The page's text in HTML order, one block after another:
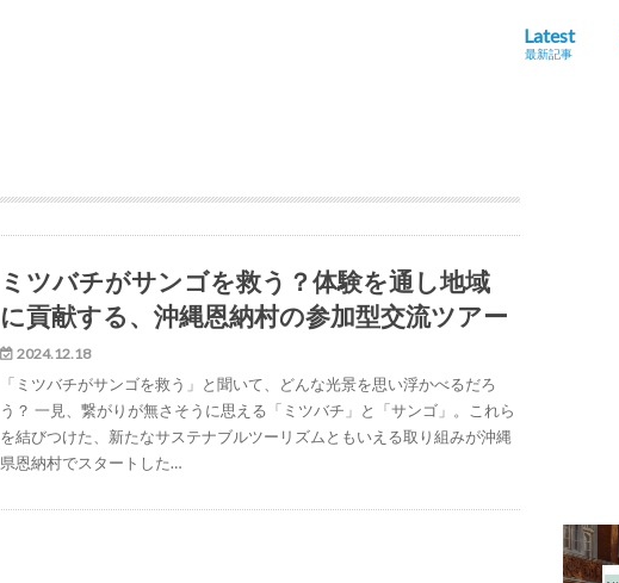
Latest
最新記事
ミツバチがサンゴを救う？体験を通し地域
に貢献する、沖縄恩納村の参加型交流ツアー
2024.12.18
「ミツバチがサンゴを救う」と聞いて、どんな光景を思い浮かべるだろ
う？ 一見、繋がりが無さそうに思える「ミツバチ」と「サンゴ」。これら
を結びつけた、新たなサステナブルツーリズムともいえる取り組みが沖縄
県恩納村でスタートした…